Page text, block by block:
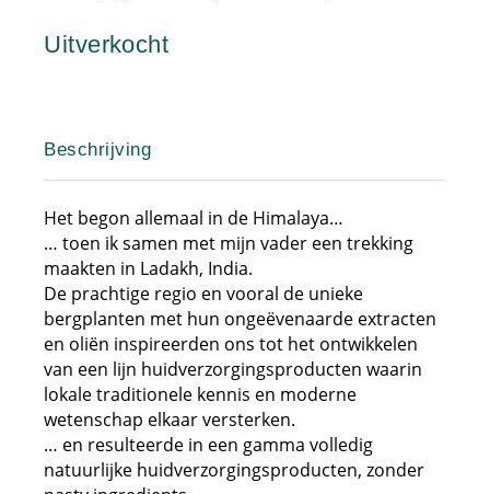
Uitverkocht
Beschrijving
Het begon allemaal in de Himalaya…
… toen ik samen met mijn vader een trekking
maakten in Ladakh, India.
De prachtige regio en vooral de unieke
bergplanten met hun ongeëvenaarde extracten
en oliën inspireerden ons tot het ontwikkelen
van een lijn huidverzorgingsproducten waarin
lokale traditionele kennis en moderne
wetenschap elkaar versterken.
… en resulteerde in een gamma volledig
natuurlijke huidverzorgingsproducten, zonder